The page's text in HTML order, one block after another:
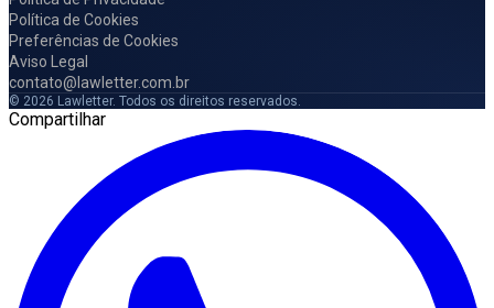
Política de Cookies
Preferências de Cookies
Aviso Legal
contato@lawletter.com.br
© 2026 Lawletter. Todos os direitos reservados.
Compartilhar